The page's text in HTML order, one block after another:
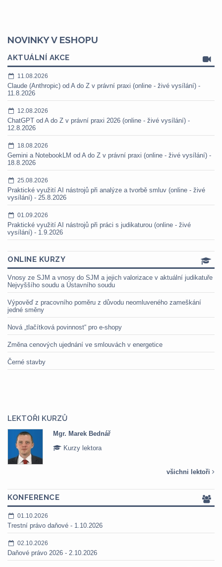
NOVINKY V ESHOPU
AKTUÁLNÍ AKCE
11.08.2026
Claude (Anthropic) od A do Z v právní praxi (online - živé vysílání) -
11.8.2026
12.08.2026
ChatGPT od A do Z v právní praxi 2026 (online - živé vysílání) -
12.8.2026
18.08.2026
Gemini a NotebookLM od A do Z v právní praxi (online - živé vysílání) -
18.8.2026
25.08.2026
Praktické využití AI nástrojů při analýze a tvorbě smluv (online - živé
vysílání) - 25.8.2026
01.09.2026
Praktické využití AI nástrojů při práci s judikaturou (online - živé
vysílání) - 1.9.2026
ONLINE KURZY
Vnosy ze SJM a vnosy do SJM a jejich valorizace v aktuální judikatuře
Nejvyššího soudu a Ústavního soudu
Výpověď z pracovního poměru z důvodu neomluveného zameškání
jedné směny
Nová „tlačítková povinnost“ pro e-shopy
Změna cenových ujednání ve smlouvách v energetice
Černé stavby
LEKTOŘI KURZŮ
Mgr. Marek Bednář
Kurzy lektora
všichni lektoři
KONFERENCE
01.10.2026
Trestní právo daňové - 1.10.2026
02.10.2026
Daňové právo 2026 - 2.10.2026